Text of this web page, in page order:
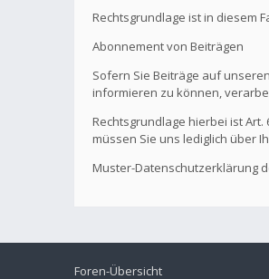
Rechtsgrundlage ist in diesem
Abonnement von Beiträgen
Sofern Sie Beiträge auf
informieren zu können,
Rechtsgrundlage hierbei ist Art.
müssen Sie uns lediglich über
Muster-Datenschutzerklärung
Foren-Übersicht